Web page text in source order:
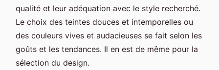
qualité et leur adéquation avec le style recherché.
Le choix des teintes douces et intemporelles ou
des couleurs vives et audacieuses se fait selon les
goûts et les tendances. Il en est de même pour la
sélection du design.